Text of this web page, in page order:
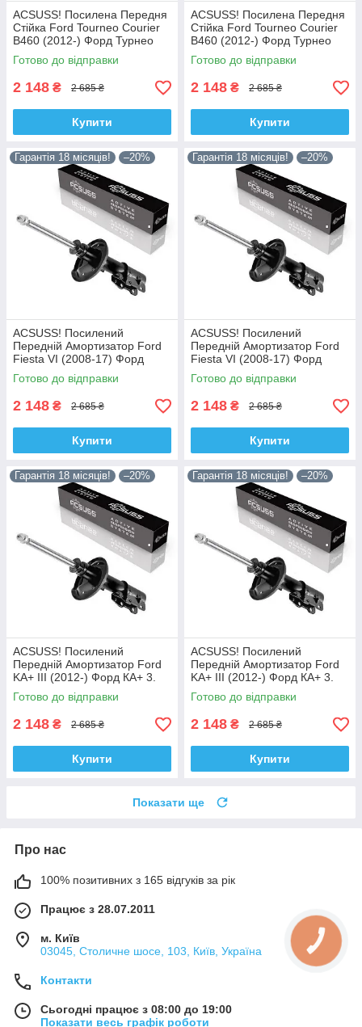
ACSUSS! Посилена Передня
Стійка Ford Tourneo Courier
B460 (2012-) Форд Турнео
Курєр Б460. Ліва. 335829 ,
3348057 Корея!
Готово до відправки
2 148 ₴ 2 685 ₴
Купити
ACSUSS! Посилена Передня
Стійка Ford Tourneo Courier
B460 (2012-) Форд Турнео
Курєр Б460. Права. 335830 ,
3348056 Корея!
Готово до відправки
2 148 ₴ 2 685 ₴
Купити
Гарантія 18 місяців! –20%
ACSUSS! Посилений
Передній Амортизатор Ford
Fiesta VI (2008-17) Форд
Фіеста VI. Лівий. 335829 ,
3348057 Корея!
Готово до відправки
2 148 ₴ 2 685 ₴
Купити
Гарантія 18 місяців! –20%
ACSUSS! Посилений
Передній Амортизатор Ford
Fiesta VI (2008-17) Форд
Фіеста VI. Правий. 335830 ,
3348056 Корея!
Готово до відправки
2 148 ₴ 2 685 ₴
Купити
Гарантія 18 місяців! –20%
ACSUSS! Посилений
Передній Амортизатор Ford
KA+ III (2012-) Форд КА+ 3.
Лівий. 335829 , 3348057
Корея!
Готово до відправки
2 148 ₴ 2 685 ₴
Купити
Гарантія 18 місяців! –20%
ACSUSS! Посилений
Передній Амортизатор Ford
KA+ III (2012-) Форд КА+ 3.
Правий. 335830 , 3348056
Корея!
Готово до відправки
2 148 ₴ 2 685 ₴
Купити
Показати ще
Про нас
100% позитивних з 165 відгуків за рік
Працює з 28.07.2011
м. Київ
03045, Столичне шосе, 103, Київ, Україна
Контакти
Сьогодні працює з 08:00 до 19:00
Показати весь графік роботи